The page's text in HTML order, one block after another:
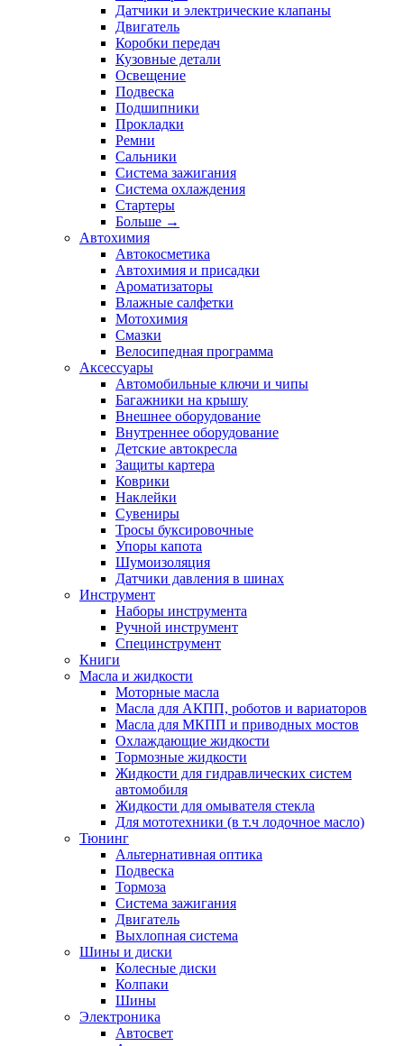
Датчики и электрические клапаны
Двигатель
Коробки передач
Кузовные детали
Освещение
Подвеска
Подшипники
Прокладки
Ремни
Сальники
Система зажигания
Система охлаждения
Стартеры
Больше →
Автохимия
Автокосметика
Автохимия и присадки
Ароматизаторы
Влажные салфетки
Мотохимия
Смазки
Велосипедная программа
Аксессуары
Автомобильные ключи и чипы
Багажники на крышу
Внешнее оборудование
Внутреннее оборудование
Детские автокресла
Защиты картера
Коврики
Наклейки
Сувениры
Тросы буксировочные
Упоры капота
Шумоизоляция
Датчики давления в шинах
Инструмент
Наборы инструмента
Ручной инструмент
Специнструмент
Книги
Масла и жидкости
Моторные масла
Масла для АКПП, роботов и вариаторов
Масла для МКПП и приводных мостов
Охлаждающие жидкости
Тормозные жидкости
Жидкости для гидравлических систем
автомобиля
Жидкости для омывателя стекла
Для мототехники (в т.ч лодочное масло)
Тюнинг
Альтернативная оптика
Подвеска
Тормоза
Система зажигания
Двигатель
Выхлопная система
Шины и диски
Колесные диски
Колпаки
Шины
Электроника
Автосвет